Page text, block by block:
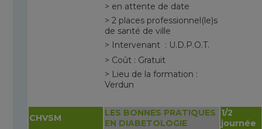
> en attente de date
> 2 places professionnel(le)s
de santé de ville
> Intervenant : U.D.P.O.T.
> Coût : Gratuit
> Lieu de la formation :
Verdun
CHVSM
LES BONNES PRATIQUES
EN DIABETOLOGIE
1/2
journée